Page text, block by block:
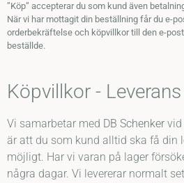
”Köp” accepterar du som kund även
När vi har mottagit din beställning får du e-
orderbekräftelse och köpvillkor till den e-
beställde.
Köpvillkor -
Vi samarbetar med DB Schenker vid
är att du som kund alltid ska få din
möjligt. Har vi varan på lager
några dagar. Vi levererar normalt